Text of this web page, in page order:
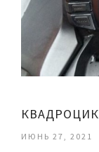
ИЮНЬ 27, 2021